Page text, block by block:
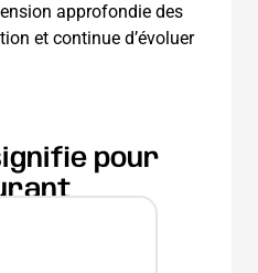
approfondie des
et continue d’évoluer
pour